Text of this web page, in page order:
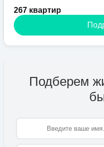
267 квартир
Подберем